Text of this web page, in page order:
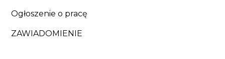
Ogłoszenie o pracę
ZAWIADOMIENIE